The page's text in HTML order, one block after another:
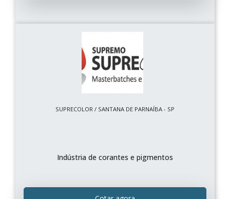
SUPRECOLOR / SANTANA DE PARNAÍBA - SP
Indústria de corantes e pigmentos